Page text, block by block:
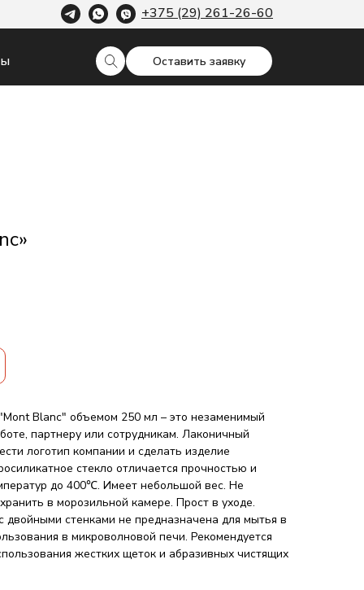
Оставить заявку
+375 (29) 261-26-60
Blanc" объемом 250 мл – это незаменимый
партнеру или сотрудникам. Лаконичный
логотип компании и сделать изделие
стекло отличается прочностью и
до 400℃. Имеет небольшой вес. Не
в морозильной камере. Прост в уходе.
двойными стенками не предназначена для мытья в
в микроволновой печи. Рекомендуется
жестких щеток и абразивных чистящих